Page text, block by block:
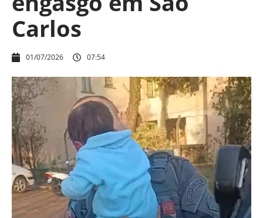
Carlos
01/07/2026 07:54